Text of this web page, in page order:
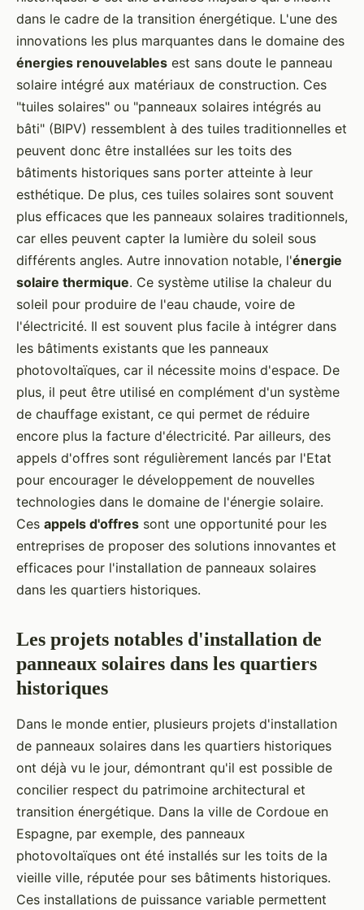
dans le cadre de la transition énergétique. L'une des
innovations les plus marquantes dans le domaine des
énergies renouvelables est sans doute le panneau
solaire intégré aux matériaux de construction. Ces
"tuiles solaires" ou "panneaux solaires intégrés au
bâti" (BIPV) ressemblent à des tuiles traditionnelles et
peuvent donc être installées sur les toits des
bâtiments historiques sans porter atteinte à leur
esthétique. De plus, ces tuiles solaires sont souvent
plus efficaces que les panneaux solaires traditionnels,
car elles peuvent capter la lumière du soleil sous
différents angles. Autre innovation notable, l'énergie
solaire thermique. Ce système utilise la chaleur du
soleil pour produire de l'eau chaude, voire de
l'électricité. Il est souvent plus facile à intégrer dans
les bâtiments existants que les panneaux
photovoltaïques, car il nécessite moins d'espace. De
plus, il peut être utilisé en complément d'un système
de chauffage existant, ce qui permet de réduire
encore plus la facture d'électricité. Par ailleurs, des
appels d'offres sont régulièrement lancés par l'Etat
pour encourager le développement de nouvelles
technologies dans le domaine de l'énergie solaire.
Ces appels d'offres sont une opportunité pour les
entreprises de proposer des solutions innovantes et
efficaces pour l'installation de panneaux solaires
dans les quartiers historiques.
Les projets notables d'installation de
panneaux solaires dans les quartiers
historiques
Dans le monde entier, plusieurs projets d'installation
de panneaux solaires dans les quartiers historiques
ont déjà vu le jour, démontrant qu'il est possible de
concilier respect du patrimoine architectural et
transition énergétique. Dans la ville de Cordoue en
Espagne, par exemple, des panneaux
photovoltaïques ont été installés sur les toits de la
vieille ville, réputée pour ses bâtiments historiques.
Ces installations de puissance variable permettent